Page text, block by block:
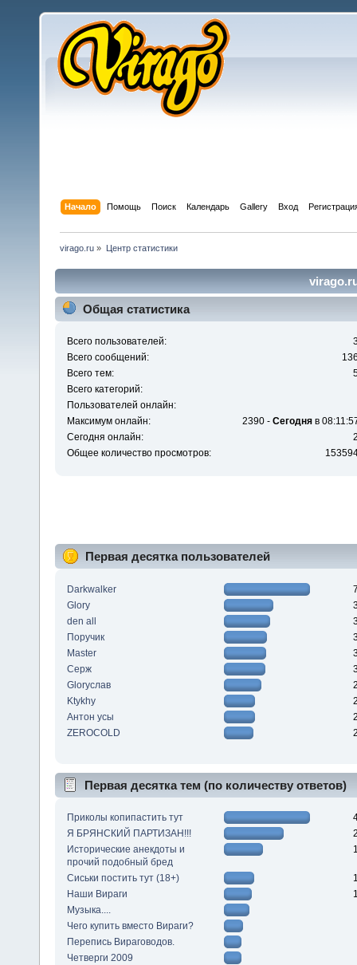
Начало Помощь Поиск Календарь Gallery Вход
virago.ru » Центр статистики
Общая статистика
Всего пользователей:
Всего сообщений:
Всего тем:
Всего категорий:
Пользователей онлайн:
Максимум онлайн:
2390 - Сегодняв
Сегодня онлайн:
Общее количество просмотров:
Первая десятка пользователей
Darkwalker
Glory
den all
Поручик
Master
Серж
Gloryслав
Ktykhy
Антон усы
ZEROCOLD
Первая десятка тем (по количеству ответов)
Приколы копипастить тут
Я БРЯНСКИЙ ПАРТИЗАН!!!
Исторические анекдоты и
прочий подобный бред
Сиськи постить тут (18+)
Наши Вираги
Музыка....
Чего купить вместо Вираги?
Перепись Вираговодов.
Четверги 2009